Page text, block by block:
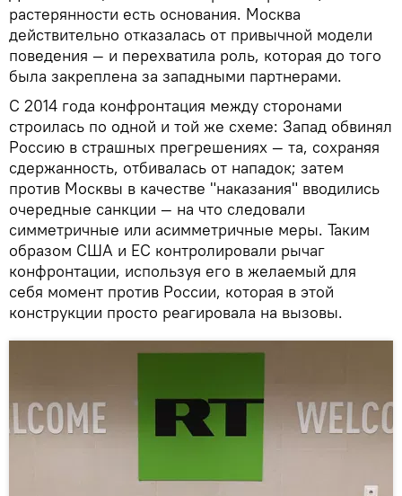
растерянности есть основания. Москва
действительно отказалась от привычной модели
поведения — и перехватила роль, которая до того
была закреплена за западными партнерами.
С 2014 года конфронтация между сторонами
строилась по одной и той же схеме: Запад обвинял
Россию в страшных прегрешениях — та, сохраняя
сдержанность, отбивалась от нападок; затем
против Москвы в качестве "наказания" вводились
очередные санкции — на что следовали
симметричные или асимметричные меры. Таким
образом США и ЕС контролировали рычаг
конфронтации, используя его в желаемый для
себя момент против России, которая в этой
конструкции просто реагировала на вызовы.